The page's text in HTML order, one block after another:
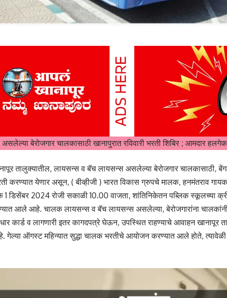
बेरोजगार चालकासाठी खानापुरात रविवारी भरती शिबिर ; आमदार
तालुक्यातील, लायसन्स व बॅच लायसन्स असलेल्या बेरोजगार चालकासाठी,
करण्यात येणार असून, ( बीव्हीजी ) भारत विकास ग्रुपचे मालक, हनमंतराव
1 डिसेंबर 2024 रोजी सकाळी 10.00 वाजता, शांतिनिकेतन पब्लिक स्कूलच्या
आले आहे. चालक लायसन्स व बॅच लायसन्स असलेल्या, बेरोजगारांना
कार्ड व लागणारी इतर कागदपत्रे घेऊन, उपस्थित राहण्याचे आवाहन खानापूर
ऑगस्ट महिन्यात सुद्धा चालक भरतीचे आयोजन करण्यात आले होते, त्यावेळी